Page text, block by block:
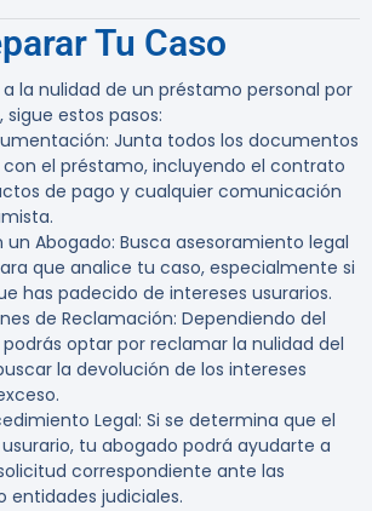
Tu Caso
la nulidad de un préstamo personal por
sigue estos pasos:
: Junta todos los documentos
el préstamo, incluyendo el contrato
de pago y cualquier comunicación
un Abogado: Busca asesoramiento legal
que analice tu caso, especialmente si
has padecido de intereses usurarios.
de Reclamación: Dependiendo del
podrás optar por reclamar la nulidad del
la devolución de los intereses
Legal: Si se determina que el
tu abogado podrá ayudarte a
correspondiente ante las
entidades judiciales.